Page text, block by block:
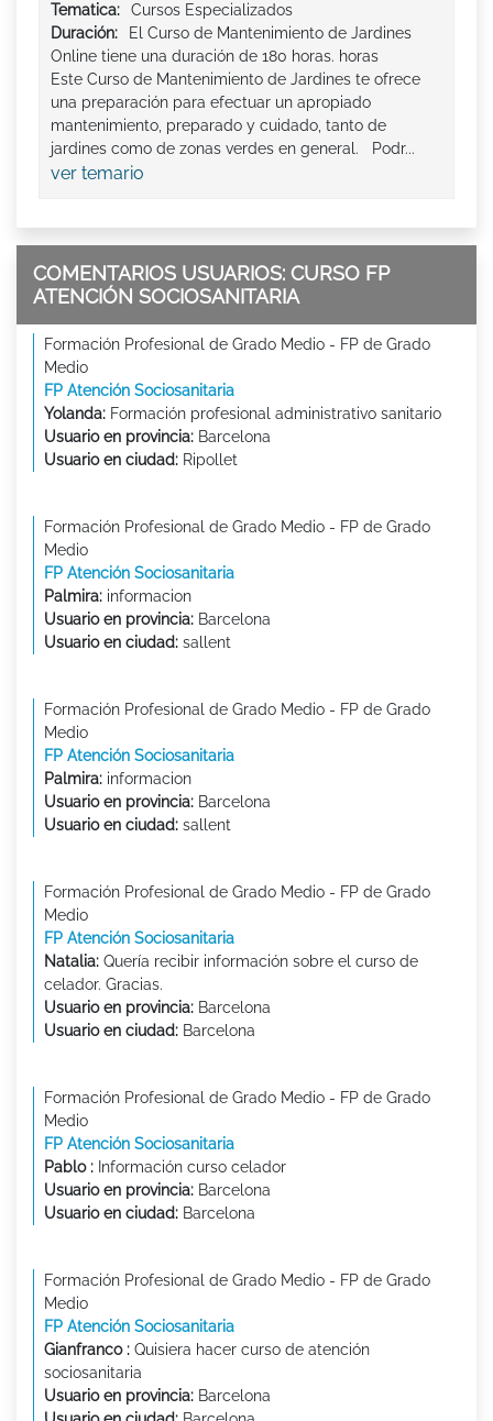
Tematica:
Cursos Especializados
Duración:
El Curso de Mantenimiento de Jardines
Online tiene una duración de 180 horas. horas
Este Curso de Mantenimiento de Jardines te ofrece
una preparación para efectuar un apropiado
mantenimiento, preparado y cuidado, tanto de
jardines como de zonas verdes en general. Podr...
ver temario
COMENTARIOS USUARIOS: CURSO FP
ATENCIÓN SOCIOSANITARIA
Formación Profesional de Grado Medio - FP de Grado
Medio
FP Atención Sociosanitaria
Yolanda: Formación profesional administrativo sanitario
Usuario en provincia: Barcelona
Usuario en ciudad: Ripollet
Formación Profesional de Grado Medio - FP de Grado
Medio
FP Atención Sociosanitaria
Palmira: informacion
Usuario en provincia: Barcelona
Usuario en ciudad: sallent
Formación Profesional de Grado Medio - FP de Grado
Medio
FP Atención Sociosanitaria
Palmira: informacion
Usuario en provincia: Barcelona
Usuario en ciudad: sallent
Formación Profesional de Grado Medio - FP de Grado
Medio
FP Atención Sociosanitaria
Natalia: Quería recibir información sobre el curso de
celador. Gracias.
Usuario en provincia: Barcelona
Usuario en ciudad: Barcelona
Formación Profesional de Grado Medio - FP de Grado
Medio
FP Atención Sociosanitaria
Pablo : Información curso celador
Usuario en provincia: Barcelona
Usuario en ciudad: Barcelona
Formación Profesional de Grado Medio - FP de Grado
Medio
FP Atención Sociosanitaria
Gianfranco : Quisiera hacer curso de atención
sociosanitaria
Usuario en provincia: Barcelona